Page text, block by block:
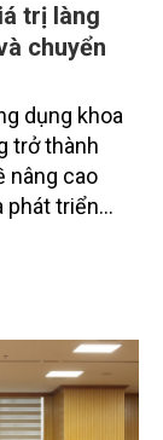
trị làng
chuyển
dụng khoa
trở thành
nâng cao
phát triển
xuất đã
xây